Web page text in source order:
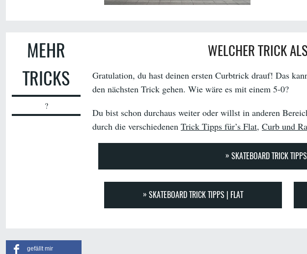
MEHR
TRICKS
?
WELCHER TRICK
Gratulation, du hast deinen ersten Curbtrick drauf! Das
den nächsten Trick gehen. Wie wäre es mit einem 5-0?
Du bist schon durchaus weiter oder willst in anderen
durch die verschiedenen Trick Tipps für’s Flat, Curb und
SKATEBOARD TRICK
SKATEBOARD TRICK TIPPS | FLAT
gefällt mir